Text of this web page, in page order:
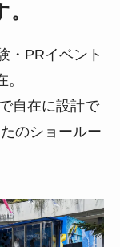
・PRイベント
。
自在に設計で
のショールー